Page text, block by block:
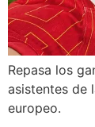
Repasa los
asistentes de
europeo.